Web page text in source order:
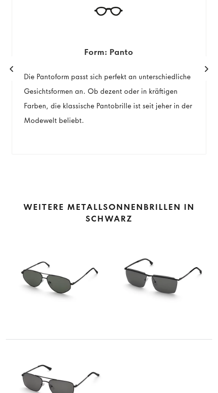
Form: Panto
Die Pantoform passt sich perfekt an unterschiedliche
Gesichtsformen an. Ob dezent oder in kräftigen
Farben, die klassische Pantobrille ist seit jeher in der
Modewelt beliebt.
WEITERE METALLSONNENBRILLEN IN
SCHWARZ